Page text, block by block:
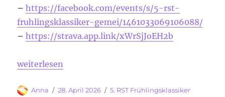
–https://facebook.com/events/s/5-rst-
fruhlingsklassiker-gemei/1461033069106088/
–https://strava.app.link/xWrSjJoEH2b
„5. RST Frühlingsklassiker – Gemeinsame
weiterlesen
Autor
Anna
Veröffentlicht
28. April 2026 Kategorien
5. RST Frühlingsklassiker